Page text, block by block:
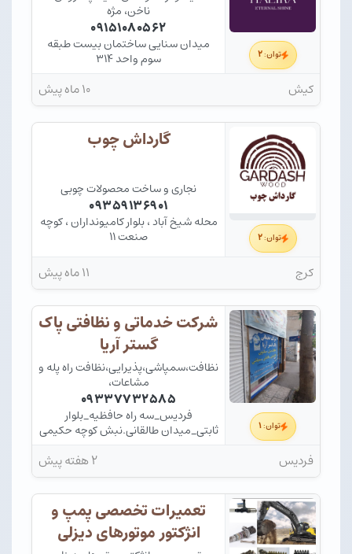
توان:۲
ناخن، مژه
۰۹۱۵۱۰۸۰۵۶۲
میدان سنایی ساختمان بیست طبقه
سوم واحد ۳۱۴
کیش ۱۰ ماه پیش
توان:۲
گارداش چوب
نجاری و ساخت محصولات چوبی
۰۹۳۵۹۱۳۶۹۰۱
محله شیخ آباد ، بلوار کامیونداران ، کوچه
صنعت ۱۱
کرج ۱۱ ماه پیش
توان:۱
شرکت خدماتی و نظافتی پاک
گستر آریا
نظافت،سمپاشی،پذیرایی،نظافت راه پله و
مشاعات،
۰۹۳۳۷۷۳۲۵۸۵
فردیس_سه راه حافظیه_بلوار
ثابتی_میدان طالقانی.نبش کوچه حکیمی
فردیس ۲ هفته پیش
تعمیرات تخصصی پمپ و
انژکتور موتورهای دیزلی